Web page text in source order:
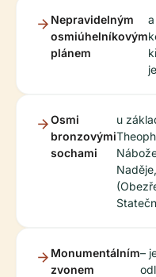
Nepravidelným
osmiúhelníkovým
plánem
Osmi
bronzovými
sochami
u
Monumentálním
zvonem
–